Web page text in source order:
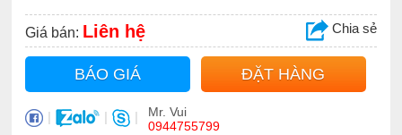
Giá bán: Liên hệ Chia sẻ
BÁO GIÁ ĐẶT HÀNG
| | |
Mr. Vui
0944755799